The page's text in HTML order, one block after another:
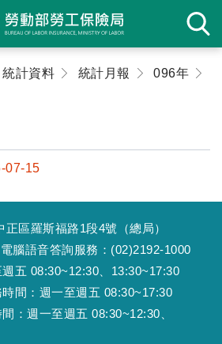
統計資料 統計月報 096年
07-15
區羅斯福路1段4號（總局）
腦語音答詢服務：(02)2192-1000
五 08:30~12:30、13:30~17:30
間：週一至週五 08:30~17:30
：週一至週五 08:30~12:30、